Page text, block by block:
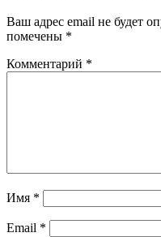
Ваш адрес email не будет
помечены *
Комментарий *
Имя *
Email *